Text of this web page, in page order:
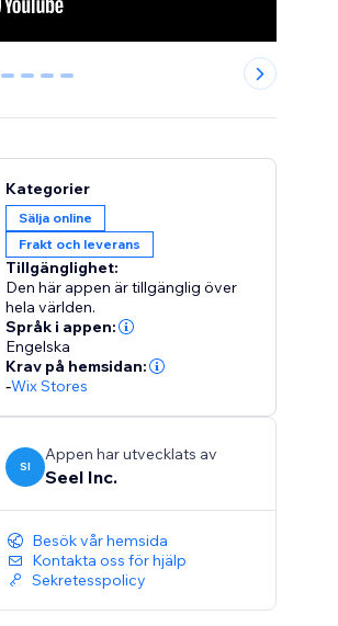
2 3 4 5
Kategorier
Sälja online
Frakt och leverans
Tillgänglighet:
Den här appen är tillgänglig över
hela världen.
Språk i appen:
Engelska
Krav på hemsidan:
-Wix Stores
SI
Appen har utvecklats av
Seel Inc.
Besök vår hemsida
Kontakta oss för hjälp
Sekretesspolicy